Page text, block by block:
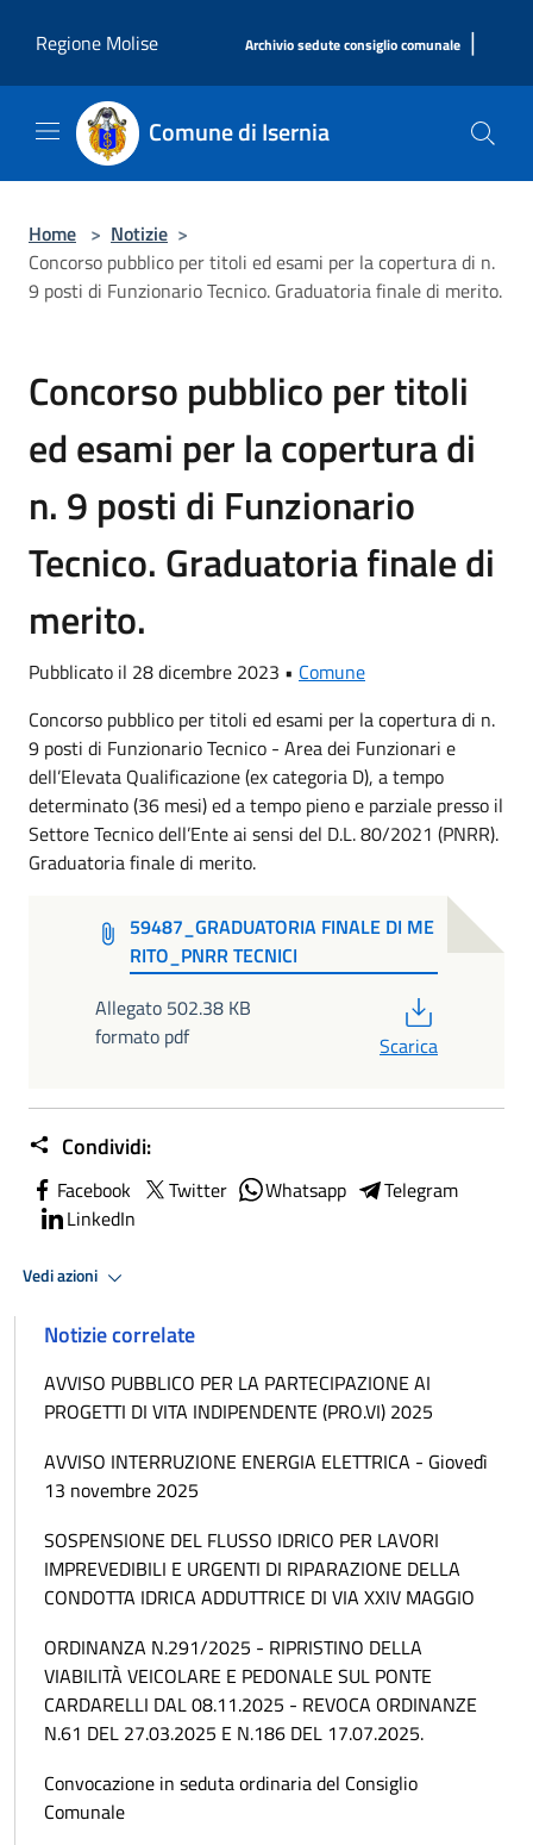
Regione Molise
Archivio sedute consiglio comunale |
Comune di Isernia
Home > Notizie >
Concorso pubblico per titoli ed esami per la copertura di n.
9 posti di Funzionario Tecnico. Graduatoria finale di merito.
Concorso pubblico per titoli
ed esami per la copertura di
n. 9 posti di Funzionario
Tecnico. Graduatoria finale di
merito.
Pubblicato il 28 dicembre 2023 • Comune
Concorso pubblico per titoli ed esami per la copertura di n.
9 posti di Funzionario Tecnico - Area dei Funzionari e
dell’Elevata Qualificazione (ex categoria D), a tempo
determinato (36 mesi) ed a tempo pieno e parziale presso il
Settore Tecnico dell’Ente ai sensi del D.L. 80/2021 (PNRR).
Graduatoria finale di merito.
59487_GRADUATORIA FINALE DI ME
RITO_PNRR TECNICI
Allegato 502.38 KB
formato pdf
Scarica
Condividi:
Facebook Twitter Whatsapp
Telegram
LinkedIn
Vedi azioni
Notizie correlate
AVVISO PUBBLICO PER LA PARTECIPAZIONE AI
PROGETTI DI VITA INDIPENDENTE (PRO.VI) 2025
AVVISO INTERRUZIONE ENERGIA ELETTRICA - Giovedì
13 novembre 2025
SOSPENSIONE DEL FLUSSO IDRICO PER LAVORI
IMPREVEDIBILI E URGENTI DI RIPARAZIONE DELLA
CONDOTTA IDRICA ADDUTTRICE DI VIA XXIV MAGGIO
ORDINANZA N.291/2025 - RIPRISTINO DELLA
VIABILITÀ VEICOLARE E PEDONALE SUL PONTE
CARDARELLI DAL 08.11.2025 - REVOCA ORDINANZE
N.61 DEL 27.03.2025 E N.186 DEL 17.07.2025.
Convocazione in seduta ordinaria del Consiglio
Comunale